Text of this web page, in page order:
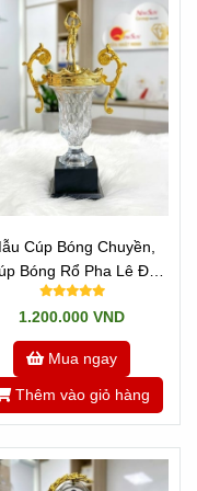
bằng chất liệu
gian tối ưu để
thông tin vinh
Cúp Bóng Chuyền,
Bóng Rổ Pha Lê Đế
Gỗ Cao Cấp
1.200.000 VND
Mua ngay
Thêm vào giỏ hàng